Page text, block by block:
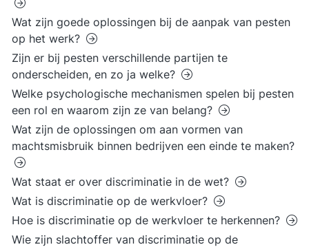
Wat zijn goede oplossingen bij de aanpak van pesten
op het werk?
Zijn er bij pesten verschillende partijen te
onderscheiden, en zo ja welke?
Welke psychologische mechanismen spelen bij pesten
een rol en waarom zijn ze van belang?
Wat zijn de oplossingen om aan vormen van
machtsmisbruik binnen bedrijven een einde te maken?
Wat staat er over discriminatie in de wet?
Wat is discriminatie op de werkvloer?
Hoe is discriminatie op de werkvloer te herkennen?
Wie zijn slachtoffer van discriminatie op de